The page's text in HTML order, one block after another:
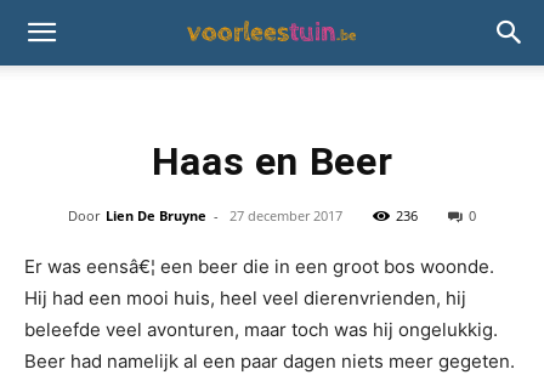
Haas en Beer
Door Lien De Bruyne - 27 december 2017 236 0
Er was eensâ€¦ een beer die in een groot bos woonde.
Hij had een mooi huis, heel veel dierenvrienden, hij
beleefde veel avonturen, maar toch was hij ongelukkig.
Beer had namelijk al een paar dagen niets meer gegeten.